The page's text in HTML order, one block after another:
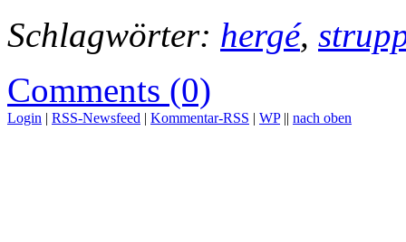
Schlagwörter: hergé,
Comments (0)
Login | RSS-Newsfeed | Kommentar-RSS | WP|| nach oben